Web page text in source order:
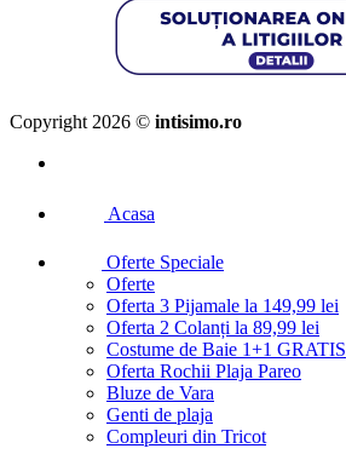
Copyright 2026 © intisimo.ro
Acasa
Oferte Speciale
Oferte
Oferta 3 Pijamale la 149,99 lei
Oferta 2 Colanți la 89,99 lei
Costume de Baie 1+1 GRATIS
Oferta Rochii Plaja Pareo
Bluze de Vara
Genti de plaja
Compleuri din Tricot